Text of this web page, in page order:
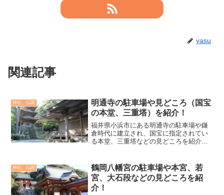
yasu
関連記事
神社、仏閣
明通寺の駐車場や見どころ（国宝
の本堂、三重塔）を紹介！
福井県小浜市にある明通寺の駐車場や鎌
倉時代に建立され、国宝に指定されてい
る本堂、三重塔などの見どころを紹介し
神社、仏閣
鶴岡八幡宮の駐車場や本宮、若
宮、大石段などの見どころを紹
介！